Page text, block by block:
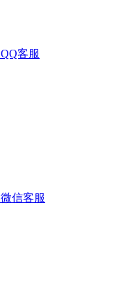
QQ客服
微信客服